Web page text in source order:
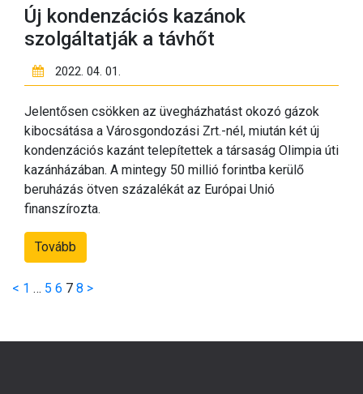
Új kondenzációs kazánok
szolgáltatják a távhőt
2022. 04. 01.
Jelentősen csökken az üvegházhatást okozó gázok
kibocsátása a Városgondozási Zrt.-nél, miután két új
kondenzációs kazánt telepítettek a társaság Olimpia úti
kazánházában. A mintegy 50 millió forintba kerülő
beruházás ötven százalékát az Európai Unió
finanszírozta.
Tovább
Bejegyzések
< 1 … 5 6 7 8 >